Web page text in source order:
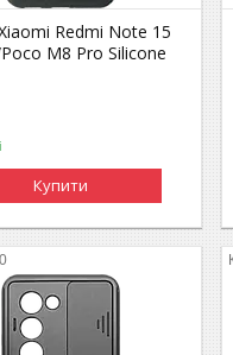
Redmi Note 15
M8 Pro Silicone
Купити